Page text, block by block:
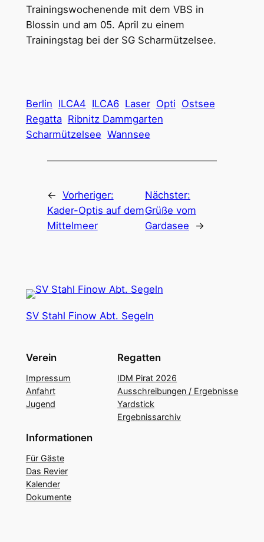
Trainingswochenende mit dem VBS in
Blossin und am 05. April zu einem
Trainingstag bei der SG Scharmützelsee.
Berlin ILCA4 ILCA6 Laser Opti Ostsee
Regatta Ribnitz Dammgarten
Scharmützelsee Wannsee
← Vorheriger:
Kader-Optis auf dem
Mittelmeer
Nächster:
Grüße vom
Gardasee
→
SV Stahl Finow Abt. Segeln
Verein
Impressum
Anfahrt
Jugend
Regatten
IDM Pirat 2026
Ausschreibungen / Ergebnisse
Yardstick
Ergebnissarchiv
Informationen
Für Gäste
Das Revier
Kalender
Dokumente